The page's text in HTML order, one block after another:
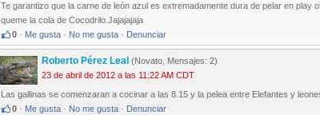
Te garantizo que la carne de león azul es extremadamente dura de pelar en
queme la cola de Cocodrilo.Jajajajaja
0 · Me gusta · No me gusta · Denunciar
Roberto Pérez Leal (Novato, Mensajes: 2)
23 de abril de 2012 a las 11:22 AM CDT
Las gallinas se comenzaran a cocinar a las 8.15 y la pelea entre Elefantes y
0 · Me gusta · No me gusta · Denunciar